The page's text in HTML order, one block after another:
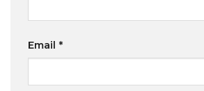
Email *